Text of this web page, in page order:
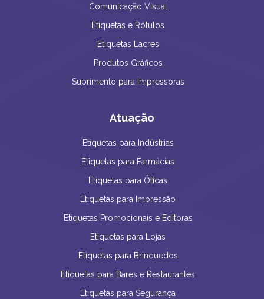
Comunicação Visual
Etiquetas e Rótulos
Etiquetas Lacres
Produtos Gráficos
Suprimento para Impressoras
Atuação
Etiquetas para Indústrias
Etiquetas para Farmácias
Etiquetas para Óticas
Etiquetas para Impressão
Etiquetas Promocionais e Editoras
Etiquetas para Lojas
Etiquetas para Brinquedos
Etiquetas para Bares e Restaurantes
Etiquetas para Segurança